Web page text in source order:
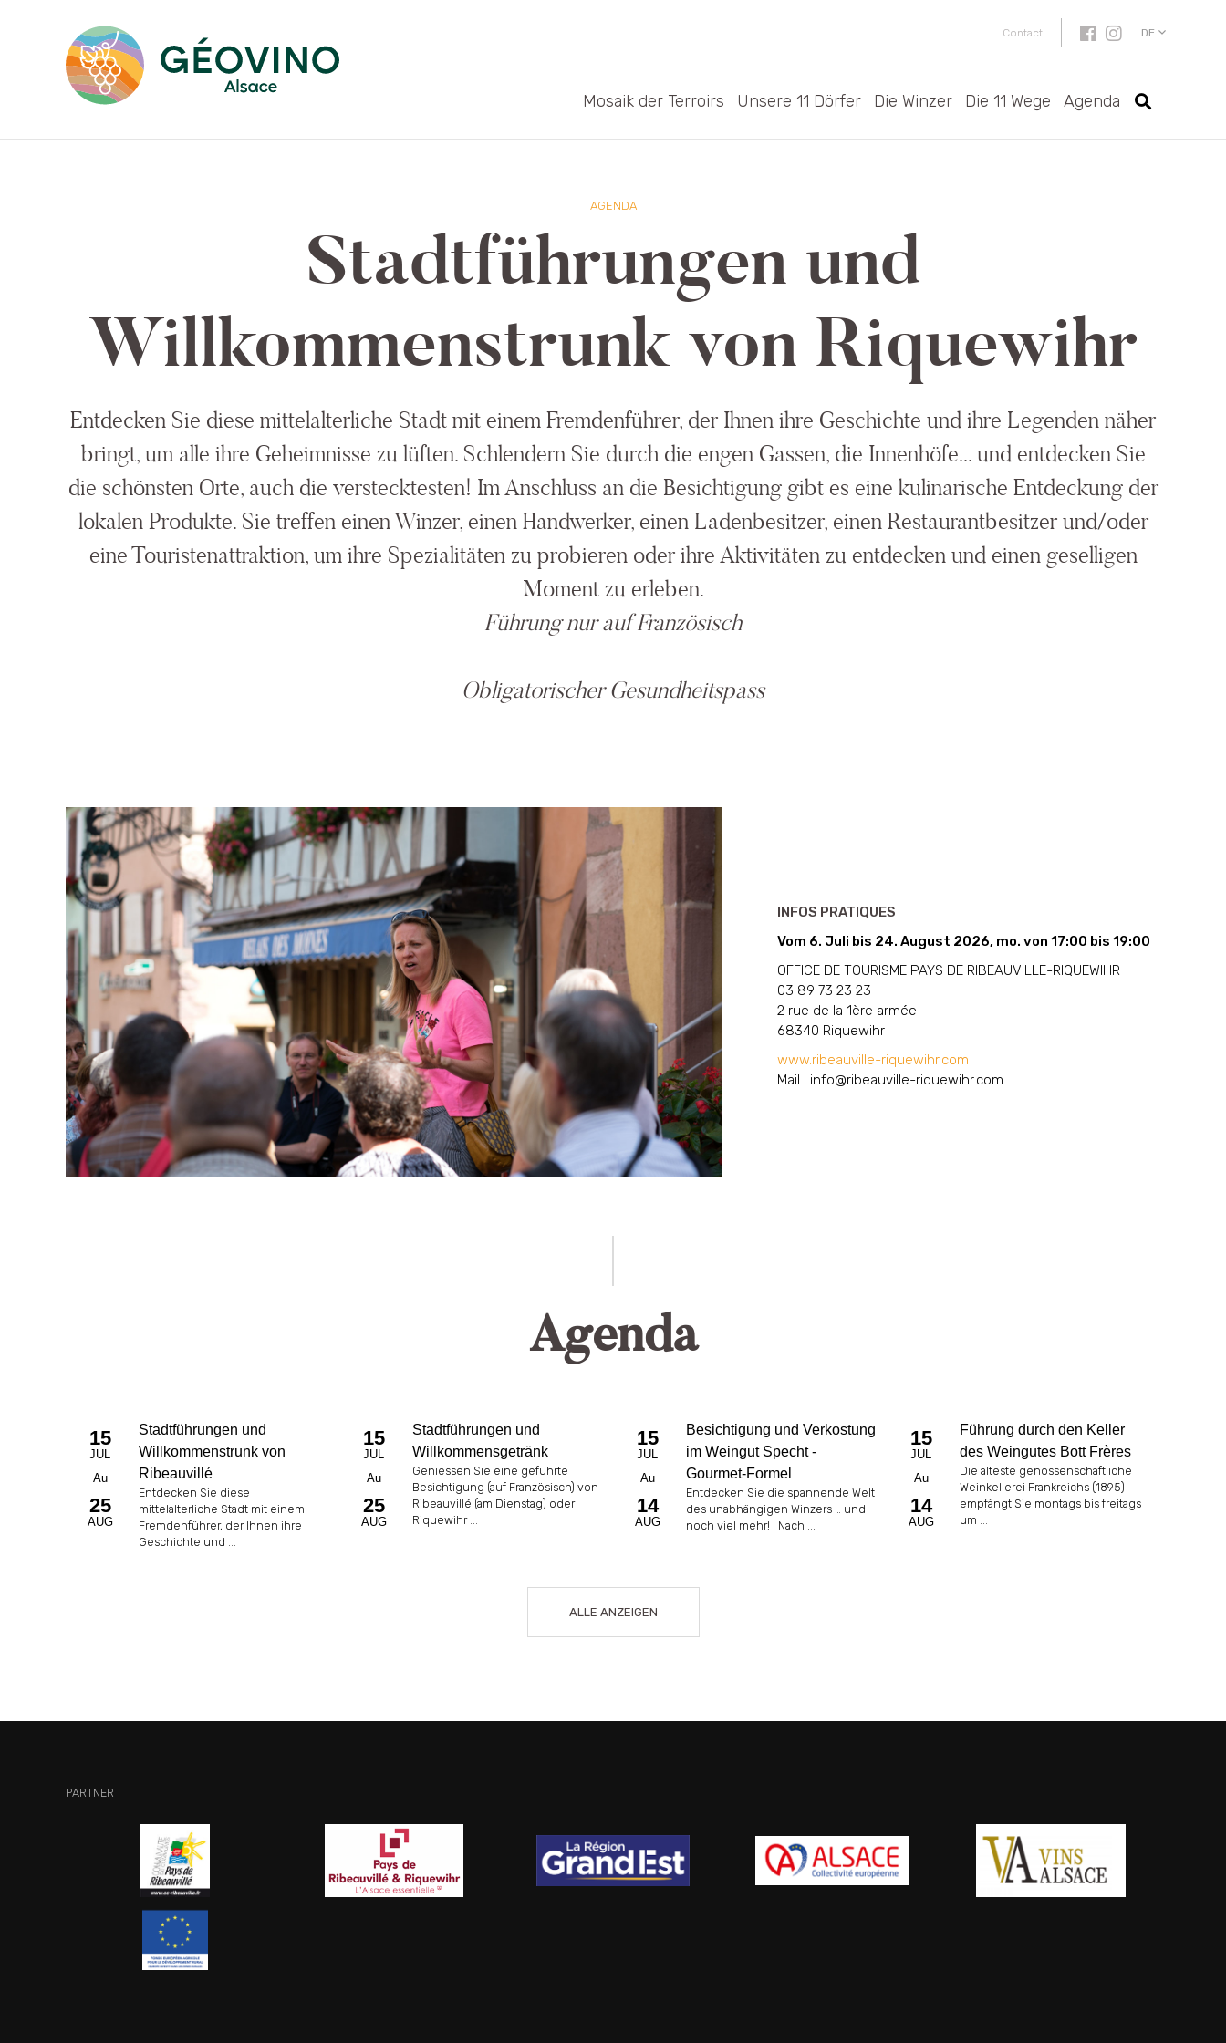
Contact DE
Mosaik der Terroirs Unsere 11 Dörfer Die Winzer Die 11 Wege Agenda
AGENDA
Stadtführungen und
Willkommenstrunk von Riquewihr
Entdecken Sie diese mittelalterliche Stadt mit einem Fremdenführer, der Ihnen ihre Geschichte und ihre Legenden näher
bringt, um alle ihre Geheimnisse zu lüften. Schlendern Sie durch die engen Gassen, die Innenhöfe... und entdecken Sie
die schönsten Orte, auch die verstecktesten! Im Anschluss an die Besichtigung gibt es eine kulinarische Entdeckung der
lokalen Produkte. Sie treffen einen Winzer, einen Handwerker, einen Ladenbesitzer, einen Restaurantbesitzer und/oder
eine Touristenattraktion, um ihre Spezialitäten zu probieren oder ihre Aktivitäten zu entdecken und einen geselligen
Moment zu erleben.
Führung nur auf Französisch
Obligatorischer Gesundheitspass
INFOS PRATIQUES
Vom 6. Juli bis 24. August 2026, mo. von 17:00 bis 19:00
OFFICE DE TOURISME PAYS DE RIBEAUVILLE-RIQUEWIHR
03 89 73 23 23
2 rue de la 1ère armée
68340 Riquewihr
www.ribeauville-riquewihr.com
Mail : info@ribeauville-riquewihr.com
Agenda
15
JUL
Au
25
AUG
Stadtführungen und
Willkommenstrunk von
Ribeauvillé
Entdecken Sie diese
mittelalterliche Stadt mit einem
Fremdenführer, der Ihnen ihre
Geschichte und ...
15
JUL
Au
25
AUG
Stadtführungen und
Willkommensgetränk
Geniessen Sie eine geführte
Besichtigung (auf Französisch) von
Ribeauvillé (am Dienstag) oder
Riquewihr ...
15
JUL
Au
14
AUG
Besichtigung und Verkostung
im Weingut Specht -
Gourmet-Formel
Entdecken Sie die spannende Welt
des unabhängigen Winzers … und
noch viel mehr! Nach ...
15
JUL
Au
14
AUG
Führung durch den Keller
des Weingutes Bott Frères
Die älteste genossenschaftliche
Weinkellerei Frankreichs (1895)
empfängt Sie montags bis freitags
um ...
ALLE ANZEIGEN
PARTNER